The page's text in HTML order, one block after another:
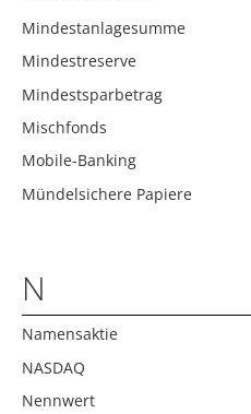
Mindestanlagesumme
Mindestreserve
Mindestsparbetrag
Mischfonds
Mobile-Banking
Mündelsichere Papiere
N
Namensaktie
NASDAQ
Nennwert